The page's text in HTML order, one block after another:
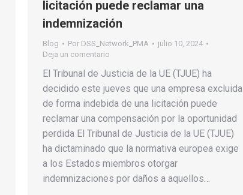
licitación puede reclamar una
indemnización
Blog Por DSS_Network_PMA
julio 10, 2024
Deja un comentario
El Tribunal de Justicia de la UE (TJUE) ha
decidido este jueves que una empresa excluida
de forma indebida de una licitación puede
reclamar una compensación por la oportunidad
perdida El Tribunal de Justicia de la UE (TJUE)
ha dictaminado que la normativa europea exige
a los Estados miembros otorgar
indemnizaciones por daños a aquellos…